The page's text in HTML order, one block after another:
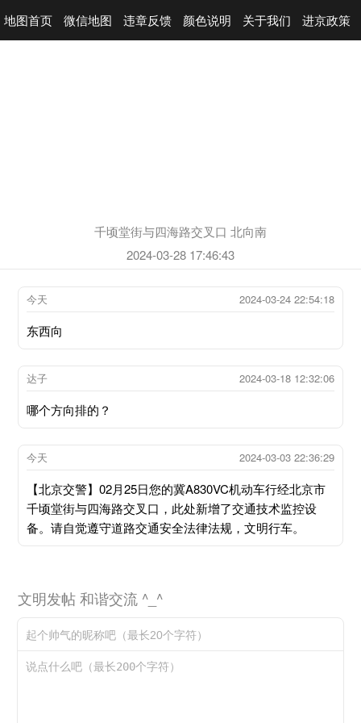
地图首页 微信地图 违章反馈 颜色说明 关于我们 进京政策
千顷堂街与四海路交叉口 北向南
2024-03-28 17:46:43
今天 2024-03-24 22:54:18
东西向
达子 2024-03-18 12:32:06
哪个方向排的？
今天 2024-03-03 22:36:29
【北京交警】02月25日您的冀A830VC机动车行经北京市
千顷堂街与四海路交叉口，此处新增了交通技术监控设
备。请自觉遵守道路交通安全法律法规，文明行车。
文明发帖 和谐交流 ^_^